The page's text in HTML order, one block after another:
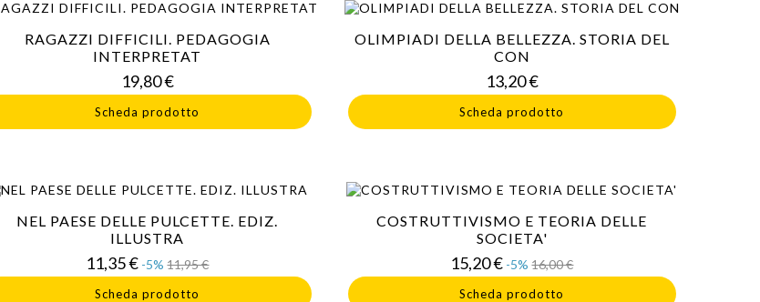
RAGAZZI DIFFICILI. PEDAGOGIA
INTERPRETAT
19,80 €Prezzo
Scheda prodotto
OLIMPIADI DELLA BELLEZZA. STORIA DEL
CON
13,20 €Prezzo
Scheda prodotto
NEL PAESE DELLE PULCETTE. EDIZ.
ILLUSTRA
11,35 €Prezzo
base
-5% 11,95 €Prezzo
Scheda prodotto
COSTRUTTIVISMO E TEORIA DELLE
SOCIETA'
15,20 €Prezzo
base
-5% 16,00 €Prezzo
Scheda prodotto